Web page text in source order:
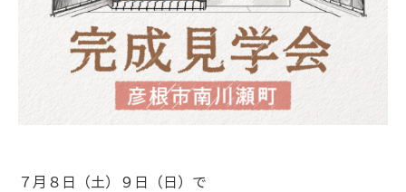
７月８日（土）９日（日）で